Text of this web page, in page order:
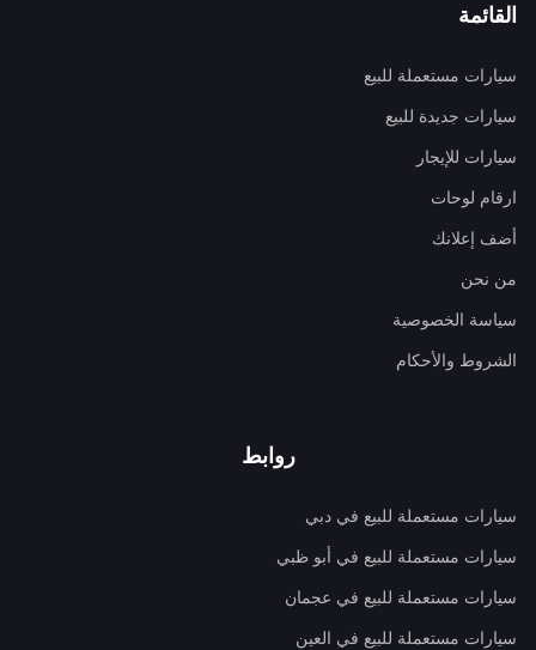
القائمة
سيارات مستعملة للبيع
سيارات جديدة للبيع
سيارات للإيجار
ارقام لوحات
أضف إعلانك
من نحن
سياسة الخصوصية
الشروط والأحكام
روابط
سيارات مستعملة للبيع في دبي
سيارات مستعملة للبيع في أبو ظبي
سيارات مستعملة للبيع في عجمان
سيارات مستعملة للبيع في العين